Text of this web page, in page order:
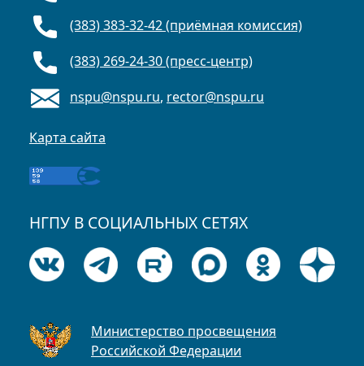
(383) 383-32-42 (приёмная комиссия)
(383) 269-24-30 (пресс-центр)
nspu@nspu.ru, rector@nspu.ru
Карта сайта
НГПУ В СОЦИАЛЬНЫХ СЕТЯХ
Министерство просвещения
Российской Федерации